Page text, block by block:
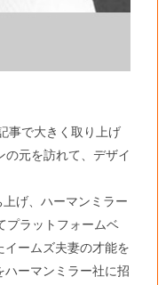
事で大きく取り上げ
の元を訪れて、デザイ
げ、ハーマンミラー
プラットフォームベ
ームズ夫妻の才能を
ハーマンミラー社に招